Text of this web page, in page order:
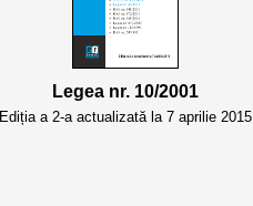
Legea nr. 10/2001
Ediția a 2-a actualizată la 7 aprilie 2015